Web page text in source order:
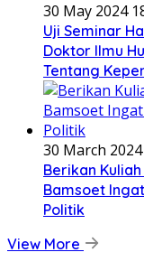
30 May 2024
Uji Seminar
Doktor Ilmu
Tentang
30 March
Berikan
Bamsoet
Politik
View More